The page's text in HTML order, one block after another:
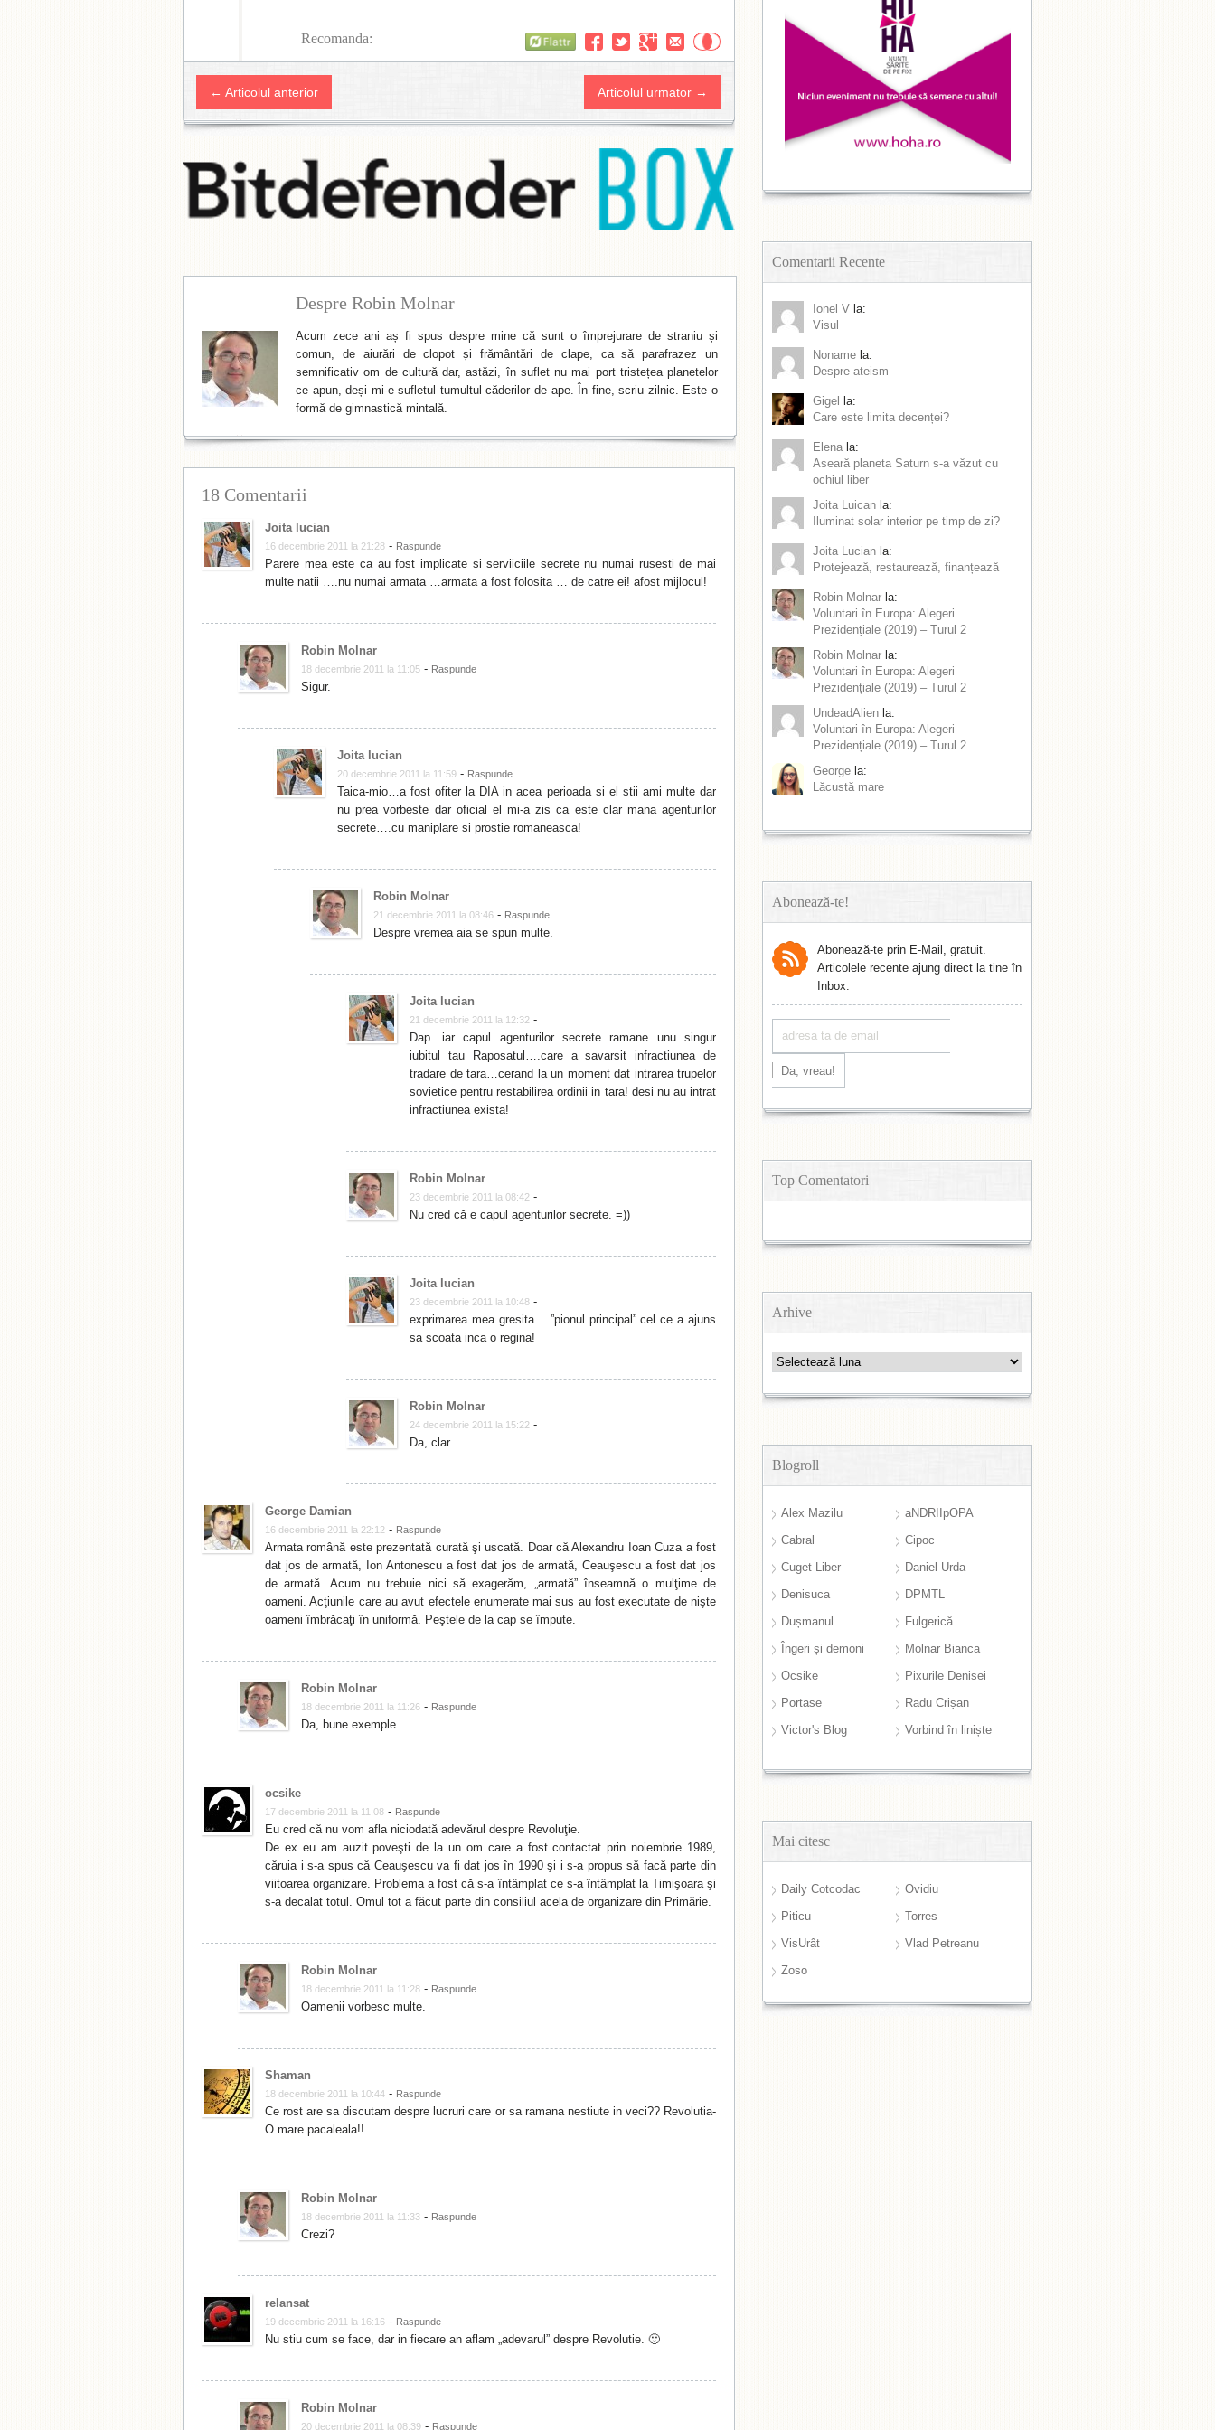
Recomanda:
← Articolul anterior Articolul urmator →
Despre Robin Molnar
Acum zece ani aș fi spus despre mine că sunt o împrejurare de straniu și
comun, de aiurări de clopot și frământări de clape, ca să parafrazez un
semnificativ om de cultură dar, astăzi, în suflet nu mai port tristețea planetelor
ce apun, deși mi-e sufletul tumultul căderilor de ape. În fine, scriu zilnic. Este o
formă de gimnastică mintală.
18 Comentarii
Joita lucian
16 decembrie 2011 la 21:28 - Raspunde
Parere mea este ca au fost implicate si serviiciile secrete nu numai rusesti de mai
multe natii ….nu numai armata …armata a fost folosita … de catre ei! afost mijlocul!
Robin Molnar
18 decembrie 2011 la 11:05 - Raspunde
Sigur.
Joita lucian
20 decembrie 2011 la 11:59 - Raspunde
Taica-mio…a fost ofiter la DIA in acea perioada si el stii ami multe dar
nu prea vorbeste dar oficial el mi-a zis ca este clar mana agenturilor
secrete….cu maniplare si prostie romaneasca!
Robin Molnar
21 decembrie 2011 la 08:46 - Raspunde
Despre vremea aia se spun multe.
Joita lucian
21 decembrie 2011 la 12:32 -
Dap…iar capul agenturilor secrete ramane unu singur
iubitul tau Raposatul….care a savarsit infractiunea de
tradare de tara…cerand la un moment dat intrarea trupelor
sovietice pentru restabilirea ordinii in tara! desi nu au intrat
infractiunea exista!
Robin Molnar
23 decembrie 2011 la 08:42 -
Nu cred că e capul agenturilor secrete. =))
Joita lucian
23 decembrie 2011 la 10:48 -
exprimarea mea gresita …”pionul principal” cel ce a ajuns
sa scoata inca o regina!
Robin Molnar
24 decembrie 2011 la 15:22 -
Da, clar.
George Damian
16 decembrie 2011 la 22:12 - Raspunde
Armata română este prezentată curată şi uscată. Doar că Alexandru Ioan Cuza a fost
dat jos de armată, Ion Antonescu a fost dat jos de armată, Ceauşescu a fost dat jos
de armată. Acum nu trebuie nici să exagerăm, „armată” înseamnă o mulţime de
oameni. Acţiunile care au avut efectele enumerate mai sus au fost executate de nişte
oameni îmbrăcaţi în uniformă. Peştele de la cap se împute.
Robin Molnar
18 decembrie 2011 la 11:26 - Raspunde
Da, bune exemple.
ocsike
17 decembrie 2011 la 11:08 - Raspunde
Eu cred că nu vom afla niciodată adevărul despre Revoluţie.
De ex eu am auzit poveşti de la un om care a fost contactat prin noiembrie 1989,
căruia i s-a spus că Ceauşescu va fi dat jos în 1990 şi i s-a propus să facă parte din
viitoarea organizare. Problema a fost că s-a întâmplat ce s-a întâmplat la Timişoara şi
s-a decalat totul. Omul tot a făcut parte din consiliul acela de organizare din Primărie.
Robin Molnar
18 decembrie 2011 la 11:28 - Raspunde
Oamenii vorbesc multe.
Shaman
18 decembrie 2011 la 10:44 - Raspunde
Ce rost are sa discutam despre lucruri care or sa ramana nestiute in veci?? Revolutia-
O mare pacaleala!!
Robin Molnar
18 decembrie 2011 la 11:33 - Raspunde
Crezi?
relansat
19 decembrie 2011 la 16:16 - Raspunde
Nu stiu cum se face, dar in fiecare an aflam „adevarul” despre Revolutie. 🙂
Robin Molnar
20 decembrie 2011 la 08:39 - Raspunde
Comentarii Recente
Ionel V la:
Visul
Noname la:
Despre ateism
Gigel
la:
Care este limita decenței?
Elena la:
Aseară planeta Saturn s-a văzut cu
ochiul liber
Joita Luican la:
Iluminat solar interior pe timp de zi?
Joita Lucian la:
Protejează, restaurează, finanțează
Robin Molnar la:
Voluntari în Europa: Alegeri
Prezidențiale (2019) – Turul 2
Robin Molnar la:
Voluntari în Europa: Alegeri
Prezidențiale (2019) – Turul 2
UndeadAlien la:
Voluntari în Europa: Alegeri
Prezidențiale (2019) – Turul 2
George la:
Lăcustă mare
Abonează-te!
Abonează-te prin E-Mail, gratuit.
Articolele recente ajung direct la tine în
Inbox.
Top Comentatori
Arhive
Arhive
Blogroll
Alex Mazilu
aNDRIIpOPA
Cabral
Cipoc
Cuget Liber
Daniel Urda
Denisuca
DPMTL
Dușmanul
Fulgerică
Îngeri și demoni
Molnar Bianca
Ocsike
Pixurile Denisei
Portase
Radu Crișan
Victor's Blog
Vorbind în liniște
Mai citesc
Daily Cotcodac
Ovidiu
Piticu
Torres
VisUrât
Vlad Petreanu
Zoso